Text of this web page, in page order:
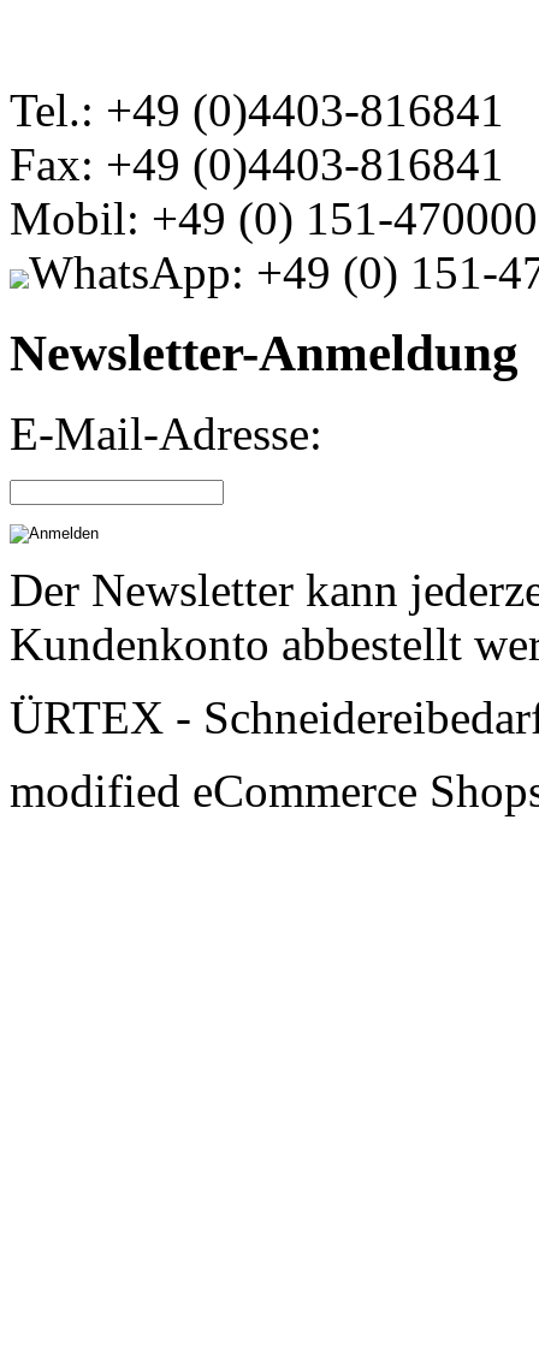
Tel.: +49 (0)4403-816841
Fax: +49 (0)4403-816841
Mobil: +49 (0) 151-
WhatsApp: +49 (0) 151-
Newsletter-Anmeldung
E-Mail-Adresse:
Der Newsletter kann
Kundenkonto abbestellt
ÜRTEX -
modified eCommerce